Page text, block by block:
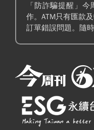
「防詐騙提醒」
作。ATM只有匯款
訂單錯誤問題。隨